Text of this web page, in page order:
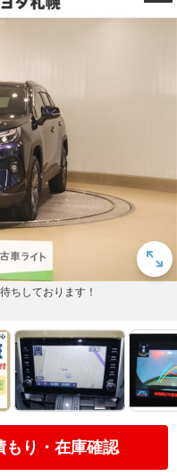
ちしております！
もり・在庫確認